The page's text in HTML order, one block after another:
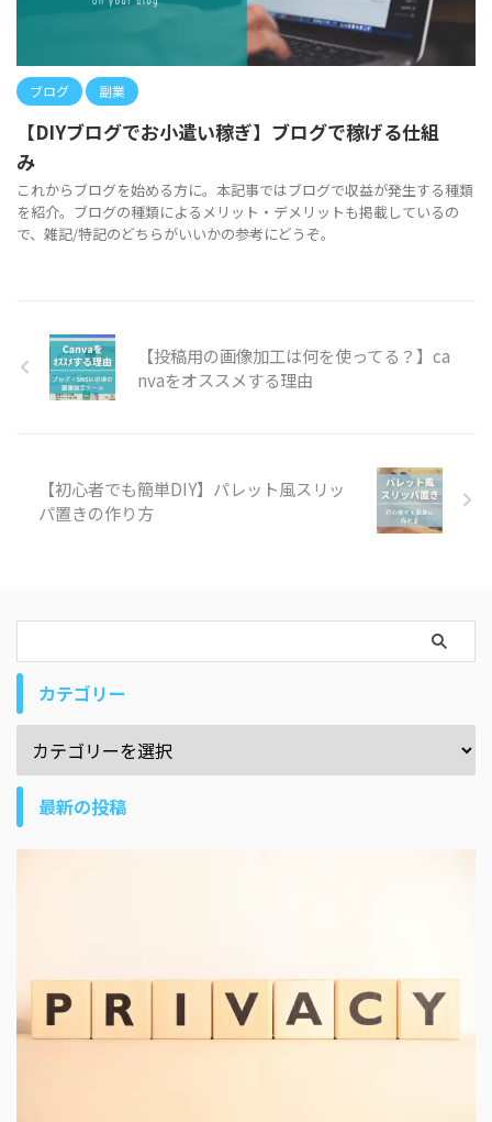
ブログ 副業
【DIYブログでお小遣い稼ぎ】ブログで稼げる仕組
み
これからブログを始める方に。本記事ではブログで収益が発生する種類
を紹介。ブログの種類によるメリット・デメリットも掲載しているの
で、雑記/特記のどちらがいいかの参考にどうぞ。
【投稿用の画像加工は何を使ってる？】ca
nvaをオススメする理由
【初心者でも簡単DIY】パレット風スリッ
パ置きの作り方
カテゴリー
最新の投稿